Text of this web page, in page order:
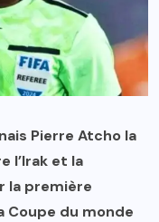
Pierre Atcho la
l’Irak et la
la première
Coupe du monde